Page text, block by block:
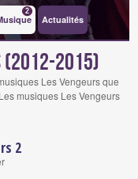
2
Actualités
(2012-2015)
Les Vengeurs que
musiques Les Vengeurs
2